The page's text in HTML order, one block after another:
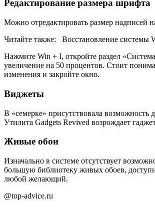
Редактирование размера шрифта
Можно отредактировать размер надписей
Читайте также:
Восстановление системы
Нажмите Win + I, откройте раздел
увеличение на 50 процентов. Стоит
изменения и закройте окно.
Виджеты
В «семерке» присутствовала возможность
Утилита Gadgets Revived возрождает
Живые обои
Изначально в системе отсутствует
большую библиотеку живых обоев,
любой желающий.
@top-advice.ru